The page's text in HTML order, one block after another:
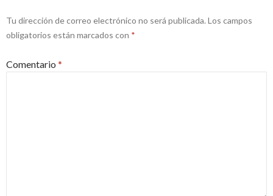
Tu dirección de correo electrónico no será publicada. Los campos
obligatorios están marcados con *
Comentario *